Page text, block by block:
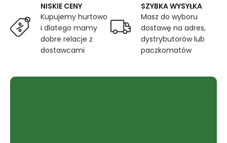
NISKIE CENY
Kupujemy hurtowo
i dlatego mamy
dobre relacje z
dostawcami
SZYBKA WYSYŁKA
Masz do wyboru
dostawę na adres,
dystrybutorów lub
paczkomatów